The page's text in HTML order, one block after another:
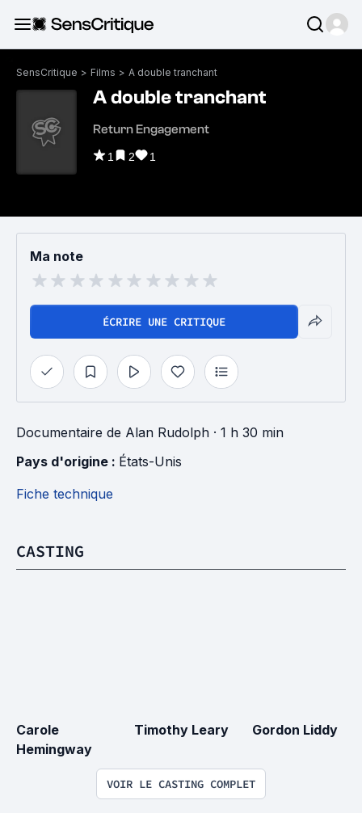
SensCritique > Films > A double tranchant
A double tranchant
Return Engagement
1 2 1
Ma note
ÉCRIRE UNE CRITIQUE
Documentaire de Alan Rudolph · 1 h 30 min
Pays d'origine : États-Unis
Fiche technique
CASTING
Carole
Hemingway
Timothy Leary Gordon Liddy
VOIR LE CASTING COMPLET